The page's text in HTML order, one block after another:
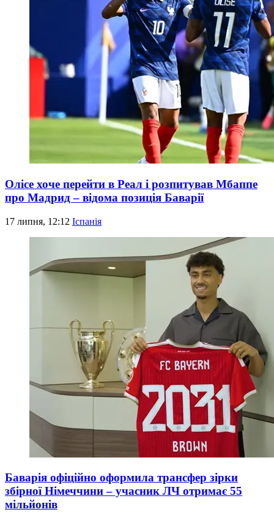
Олісе хоче перейти в Реал і розпитував Мбаппе
про Мадрид – відома позиція Баварії
17 липня, 12:12 Іспанія
Баварія офіційно оформила трансфер зірки
збірної Німеччини – учасник ЛЧ отримає 55
мільйонів